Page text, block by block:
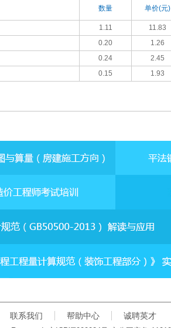
数量 单价(元)
1.11 11.83
0.20 1.26
0.24 2.45
0.15 1.93
联系我们 帮助中心 诚聘英才